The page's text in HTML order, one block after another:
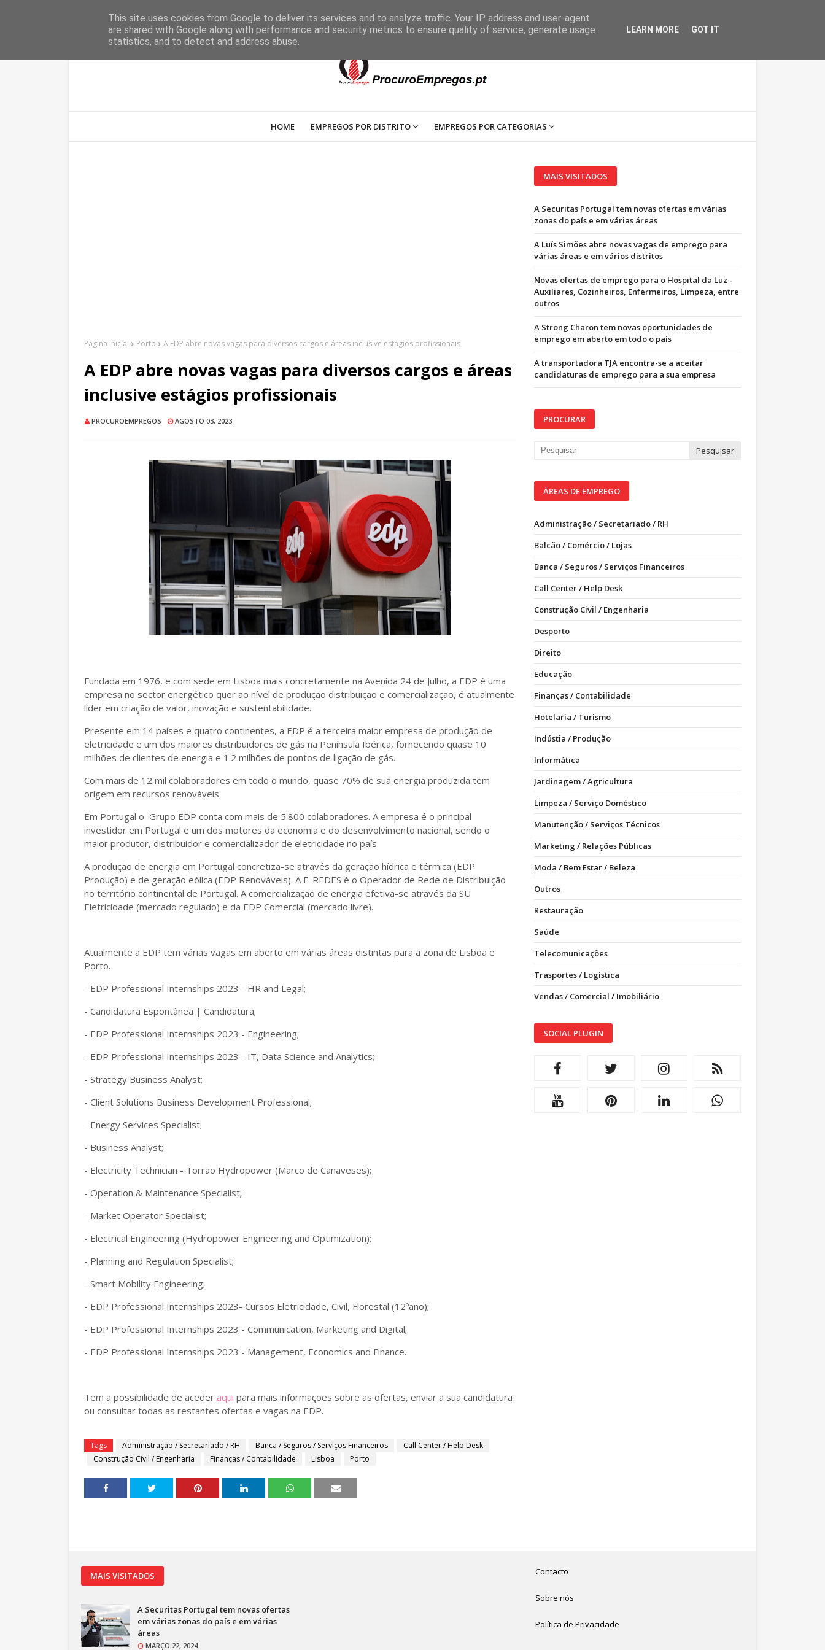
HOME EMPREGOS POR DISTRITO EMPREGOS POR CATEGORIAS
Página inicial Porto A EDP abre novas vagas para diversos cargos e áreas inclusive estágios profissionais
A EDP abre novas vagas para diversos cargos e áreas
inclusive estágios profissionais
PROCUROEMPREGOS AGOSTO 03, 2023
Fundada em 1976, e com sede em Lisboa mais concretamente na Avenida 24 de Julho, a EDP é uma
empresa no sector energético quer ao nível de produção distribuição e comercialização, é atualmente
líder em criação de valor, inovação e sustentabilidade.
Presente em 14 países e quatro continentes, a EDP é a terceira maior empresa de produção de
eletricidade e um dos maiores distribuidores de gás na Península Ibérica, fornecendo quase 10
milhões de clientes de energia e 1.2 milhões de pontos de ligação de gás.
Com mais de 12 mil colaboradores em todo o mundo, quase 70% de sua energia produzida tem
origem em recursos renováveis.
Em Portugal o Grupo EDP conta com mais de 5.800 colaboradores. A empresa é o principal
investidor em Portugal e um dos motores da economia e do desenvolvimento nacional, sendo o
maior produtor, distribuidor e comercializador de eletricidade no país.
A produção de energia em Portugal concretiza-se através da geração hídrica e térmica (EDP
Produção) e de geração eólica (EDP Renováveis). A E-REDES é o Operador de Rede de Distribuição
no território continental de Portugal. A comercialização de energia efetiva-se através da SU
Eletricidade (mercado regulado) e da EDP Comercial (mercado livre).
Atualmente a EDP tem várias vagas em aberto em várias áreas distintas para a zona de Lisboa e
Porto.
- EDP Professional Internships 2023 - HR and Legal;
- Candidatura Espontânea | Candidatura;
- EDP Professional Internships 2023 - Engineering;
- EDP Professional Internships 2023 - IT, Data Science and Analytics;
- Strategy Business Analyst;
- Client Solutions Business Development Professional;
- Energy Services Specialist;
- Business Analyst;
- Electricity Technician - Torrão Hydropower (Marco de Canaveses);
- Operation & Maintenance Specialist;
- Market Operator Specialist;
- Electrical Engineering (Hydropower Engineering and Optimization);
- Planning and Regulation Specialist;
- Smart Mobility Engineering;
- EDP Professional Internships 2023- Cursos Eletricidade, Civil, Florestal (12ºano);
- EDP Professional Internships 2023 - Communication, Marketing and Digital;
- EDP Professional Internships 2023 - Management, Economics and Finance.
Tem a possibilidade de aceder aqui para mais informações sobre as ofertas, enviar a sua candidatura
ou consultar todas as restantes ofertas e vagas na EDP.
Tags Administração / Secretariado / RH Banca / Seguros / Serviços Financeiros
Call Center / Help Desk
Construção Civil / Engenharia
Finanças / Contabilidade Lisboa Porto
MAIS VISITADOS
A Securitas Portugal tem novas ofertas em várias
zonas do país e em várias áreas
A Luís Simões abre novas vagas de emprego para
várias áreas e em vários distritos
Novas ofertas de emprego para o Hospital da Luz -
Auxiliares, Cozinheiros, Enfermeiros, Limpeza, entre
outros
A Strong Charon tem novas oportunidades de
emprego em aberto em todo o país
A transportadora TJA encontra-se a aceitar
candidaturas de emprego para a sua empresa
PROCURAR
ÁREAS DE EMPREGO
Administração / Secretariado / RH
Balcão / Comércio / Lojas
Banca / Seguros / Serviços Financeiros
Call Center / Help Desk
Construção Civil / Engenharia
Desporto
Direito
Educação
Finanças / Contabilidade
Hotelaria / Turismo
Indústia / Produção
Informática
Jardinagem / Agricultura
Limpeza / Serviço Doméstico
Manutenção / Serviços Técnicos
Marketing / Relações Públicas
Moda / Bem Estar / Beleza
Outros
Restauração
Saúde
Telecomunicações
Trasportes / Logística
Vendas / Comercial / Imobiliário
SOCIAL PLUGIN
MAIS VISITADOS
A Securitas Portugal tem novas ofertas
em várias zonas do país e em várias
áreas
MARÇO 22, 2024
Contacto
Sobre nós
Política de Privacidade
This site uses cookies from Google to deliver its services and to analyze traffic. Your IP address and user-agent
are shared with Google along with performance and security metrics to ensure quality of service, generate usage
statistics, and to detect and address abuse.
LEARN MORE GOT IT